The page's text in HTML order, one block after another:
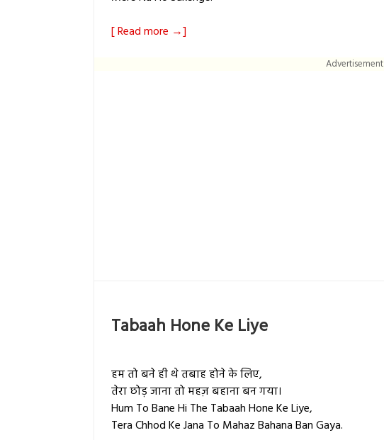
[ Read more →]
Advertisement
Tabaah Hone Ke Liye
हम तो बने ही थे तबाह होने के लिए,
तेरा छोड़ जाना तो महज़ बहाना बन गया।
Hum To Bane Hi The Tabaah Hone Ke Liye,
Tera Chhod Ke Jana To Mahaz Bahana Ban Gaya.